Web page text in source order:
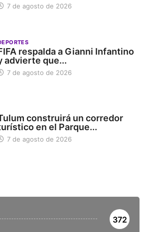
7 de agosto de 2026
respalda a Gianni Infantino
advierte que...
7 de agosto de 2026
construirá un corredor
en el Parque...
7 de agosto de 2026
372